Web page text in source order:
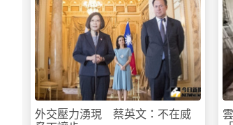
外交壓力湧現 蔡英文：不在威